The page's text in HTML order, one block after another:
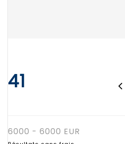
41
6000 - 6000 EUR